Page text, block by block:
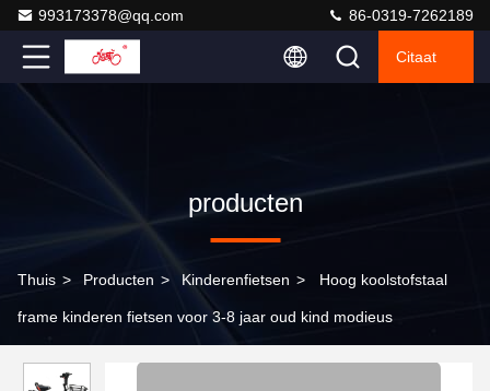
993173378@qq.com 86-0319-7262189
Citaat
producten
Thuis > Producten > Kinderenfietsen > Hoog koolstofstaal
frame kinderen fietsen voor 3-8 jaar oud kind modieus